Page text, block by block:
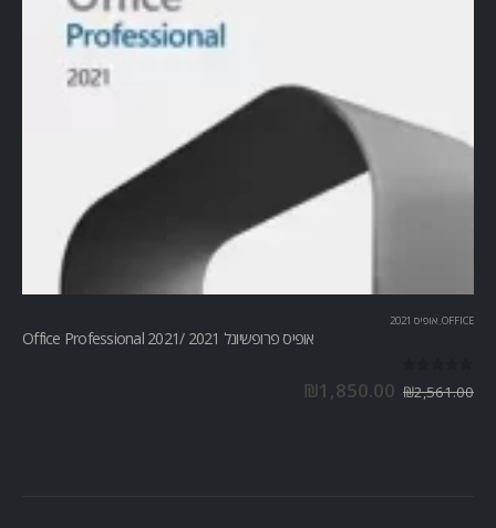
OFFICE
, אופיס 2021
אופיס פרופשיונל 2021 /Office Professional 2021
₪2,561.00
₪1,850.00